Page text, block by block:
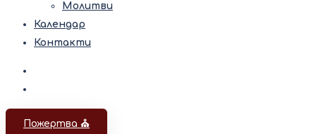
Молитви
Календар
Контакти
Пожертва ⛪️